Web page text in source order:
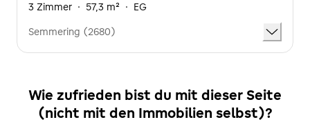
3 Zimmer · 57,3 m² · EG
Semmering (2680)
Wie zufrieden bist du mit dieser Seite
(nicht mit den Immobilien selbst)?